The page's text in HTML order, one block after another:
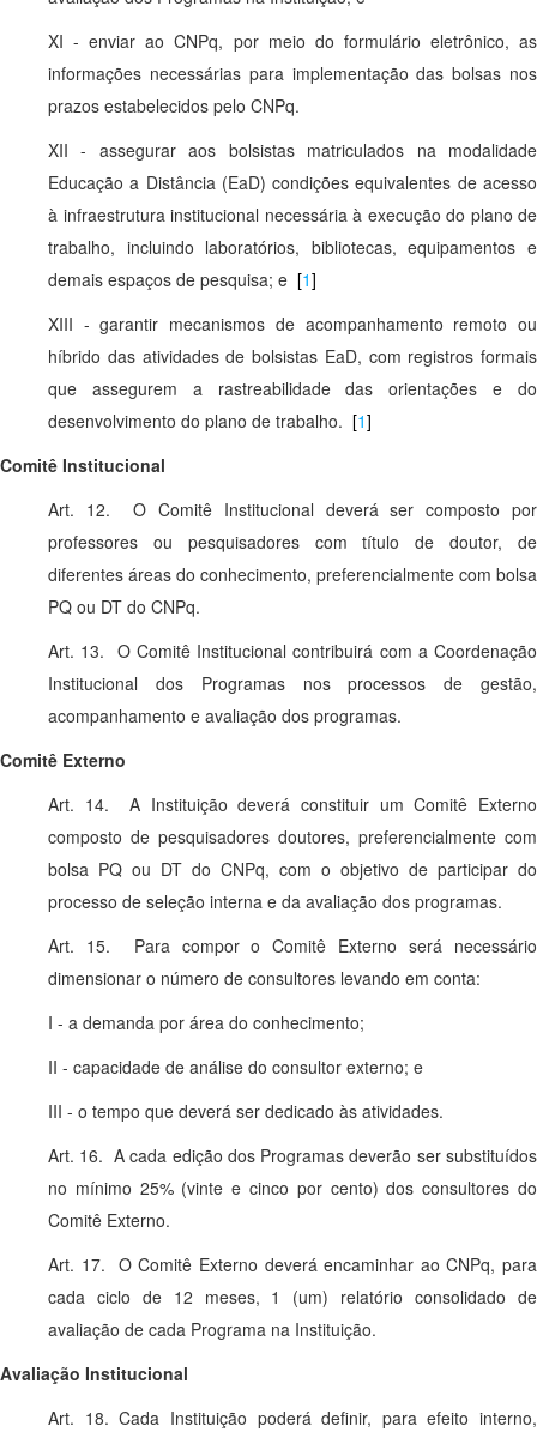
XI - enviar ao CNPq, por meio do formulário eletrônico, as
informações necessárias para implementação das bolsas nos
prazos estabelecidos pelo CNPq.
XII - assegurar aos bolsistas matriculados na modalidade
Educação a Distância (EaD) condições equivalentes de acesso
à infraestrutura institucional necessária à execução do plano de
trabalho, incluindo laboratórios, bibliotecas, equipamentos e
demais espaços de pesquisa; e [1]
XIII - garantir mecanismos de acompanhamento remoto ou
híbrido das atividades de bolsistas EaD, com registros formais
que assegurem a rastreabilidade das orientações e do
desenvolvimento do plano de trabalho. [1]
Comitê Institucional
Art. 12. O Comitê Institucional deverá ser composto por
professores ou pesquisadores com título de doutor, de
diferentes áreas do conhecimento, preferencialmente com bolsa
PQ ou DT do CNPq.
Art. 13. O Comitê Institucional contribuirá com a Coordenação
Institucional dos Programas nos processos de gestão,
acompanhamento e avaliação dos programas.
Comitê Externo
Art. 14. A Instituição deverá constituir um Comitê Externo
composto de pesquisadores doutores, preferencialmente com
bolsa PQ ou DT do CNPq, com o objetivo de participar do
processo de seleção interna e da avaliação dos programas.
Art. 15. Para compor o Comitê Externo será necessário
dimensionar o número de consultores levando em conta:
I - a demanda por área do conhecimento;
II - capacidade de análise do consultor externo; e
III - o tempo que deverá ser dedicado às atividades.
Art. 16. A cada edição dos Programas deverão ser substituídos
no mínimo 25% (vinte e cinco por cento) dos consultores do
Comitê Externo.
Art. 17. O Comitê Externo deverá encaminhar ao CNPq, para
cada ciclo de 12 meses, 1 (um) relatório consolidado de
avaliação de cada Programa na Instituição.
Avaliação Institucional
Art. 18. Cada Instituição poderá definir, para efeito interno,